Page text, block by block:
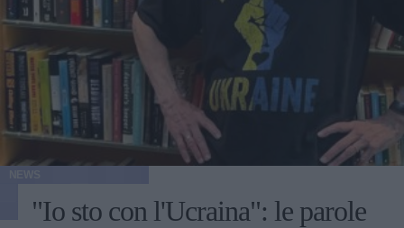
"Io sto con l'Ucraina": le parole